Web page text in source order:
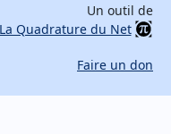
Un outil de
La Quadrature du Net
Faire un don